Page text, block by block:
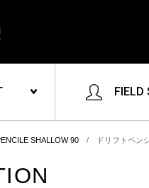
FIELD
SHALLOW 90 / ドリフトペン